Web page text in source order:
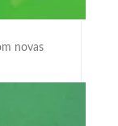
novas